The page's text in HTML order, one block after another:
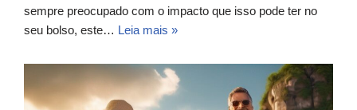
sempre preocupado com o impacto que isso pode ter no
seu bolso, este… Leia mais »